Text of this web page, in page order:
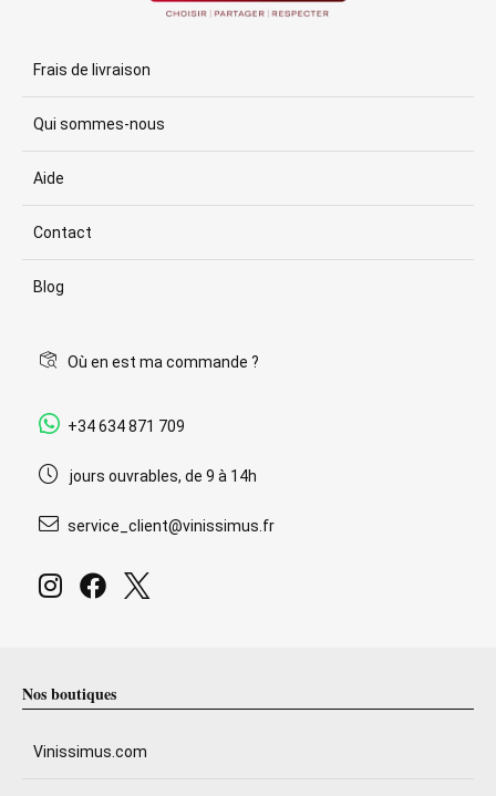
Frais de livraison
Qui sommes-nous
Aide
Contact
Blog
Où en est ma commande ?
+34 634 871 709
jours ouvrables, de 9 à 14h
service_client@vinissimus.fr
Nos boutiques
Vinissimus.com